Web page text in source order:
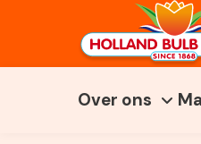
Over ons